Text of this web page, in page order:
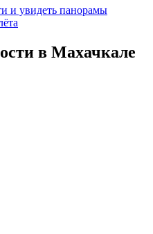
и увидеть панорамы
в Махачкале